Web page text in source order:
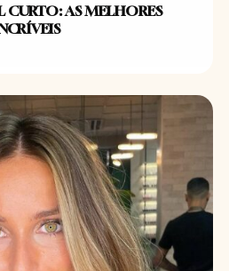
AS MELHORES